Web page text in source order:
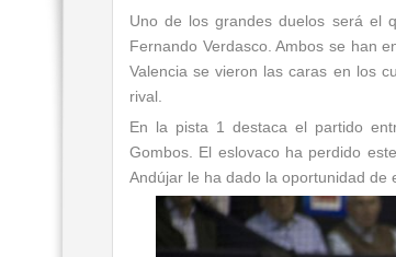
Uno de los grandes duelos será el
Fernando Verdasco. Ambos se han
Valencia se vieron las caras en los
rival.
En la pista 1 destaca el partido
Gombos. El eslovaco ha perdido
Andújar le ha dado la oportunidad de